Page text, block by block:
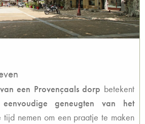
een Provençaals dorp betekent
eenvoudige geneugten van het
tijd nemen om een praatje te maken